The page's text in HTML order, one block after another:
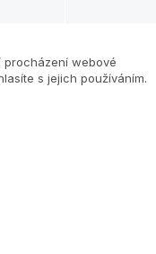
procházení webové
s jejich používáním.